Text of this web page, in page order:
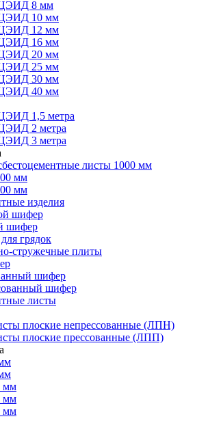
8 мм
10 мм
12 мм
16 мм
20 мм
25 мм
30 мм
40 мм
1,5 метра
2 метра
3 метра
листы 1000 мм
мм
мм
изделия
шифер
шифер
грядок
стружечные плиты
шифер
шифер
листы
плоские непрессованные (ЛПН)
плоские прессованные (ЛПП)
мм
мм
мм